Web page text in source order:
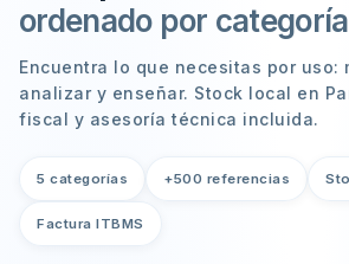
ordenado por categoría
Encuentra lo que necesitas por uso:
analizar y enseñar. Stock local en
fiscal y asesoría técnica incluida.
5 categorías +500 referencias
Factura ITBMS